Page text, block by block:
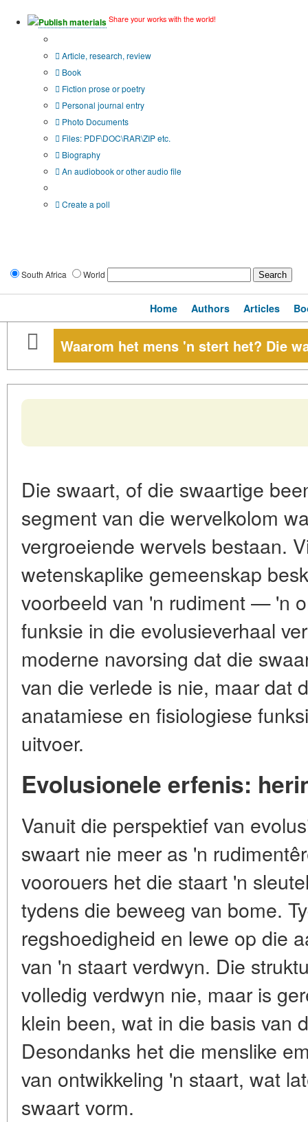
Publish materials Share your works with the world!
Article, research, review
Book
Fiction prose or poetry
Personal journal entry
Photo Documents
Files: PDF\DOC\RAR\ZIP etc.
Biography
An audiobook or other audio file
Create a poll
South Africa World
Home Authors Articles
Waarom het mens 'n stert het? Die
Die swaart, of die swaartige
segment van die wervelkolom
vergroeiende wervels bestaan.
wetenskaplike gemeenskap
voorbeeld van 'n rudiment — 'n
funksie in die evolusieverhaal
moderne navorsing dat die
van die verlede is nie, maar dat
anatamiese en fisiologiese
uitvoer.
Evolusionele erfenis:
Vanuit die perspektief van
swaart nie meer as 'n
voorouers het die staart 'n
tydens die beweeg van bome.
regshoedigheid en lewe op die
van 'n staart verdwyn. Die
volledig verdwyn nie, maar is
klein been, wat in die basis van
Desondanks het die menslike
van ontwikkeling 'n staart, wat
swaart vorm.